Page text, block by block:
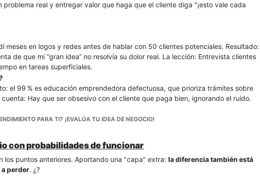
problema real y entregar valor que haga que el cliente diga "¡esto vale cada
meses en logos y redes antes de hablar con 50 clientes potenciales. Resultado:
de que mi “gran idea” no resolvía su dolor real. La lección: Entrevista clientes
en tareas superficiales.
el 99 % es educación emprendedora defectuosa, que prioriza trámites sobre
Hay que ser obsesivo con el cliente que paga bien, ignorando el ruido.
PARA TI? ¡EVALÚA TU IDEA DE NEGOCIO!
con probabilidades de funcionar
los puntos anteriores. Aportando una "capa" extra: la diferencia también está
perder. ¿?